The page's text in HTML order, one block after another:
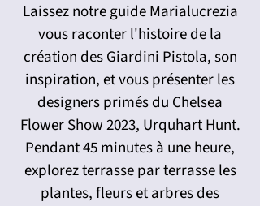
Laissez notre guide Marialucrezia
vous raconter l'histoire de la
création des Giardini Pistola, son
inspiration, et vous présenter les
designers primés du Chelsea
Flower Show 2023, Urquhart Hunt.
Pendant 45 minutes à une heure,
explorez terrasse par terrasse les
plantes, fleurs et arbres des